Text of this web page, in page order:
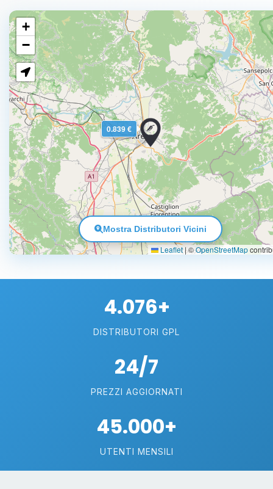
0.839 €
+
−
Leaflet|©OpenStreetMap
Mostra Distributori Vicini
4.076+
DISTRIBUTORI GPL
24/7
PREZZI AGGIORNATI
45.000+
UTENTI MENSILI